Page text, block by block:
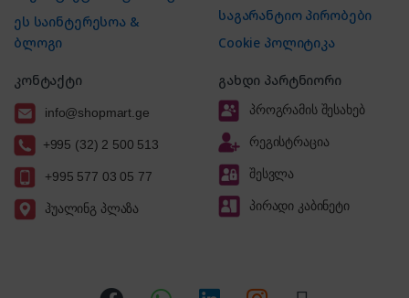
ეს საინტერესოა &
ბლოგი
საგარანტიო პირობები
Cookie პოლიტიკა
კონტაქტი
info@shopmart.ge
+995 (32) 2 500 513
+995 577 03 05 77
ჰუალინგ პლაზა
გახდი პარტნიორი
პროგრამის შესახებ
რეგისტრაცია
შესვლა
პირადი კაბინეტი